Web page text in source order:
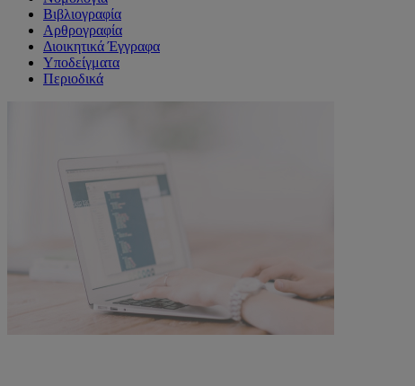
Βιβλιογραφία
Αρθρογραφία
Διοικητικά Έγγραφα
Υποδείγματα
Περιοδικά